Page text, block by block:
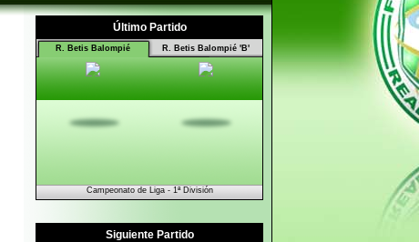
Último Partido
Siguiente Partido